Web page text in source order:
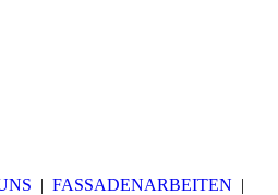
| FASSADENARBEITEN |